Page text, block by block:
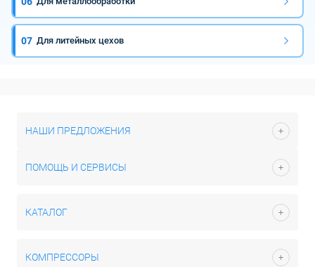
07 Для литейных цехов
НАШИ ПРЕДЛОЖЕНИЯ
ПОМОЩЬ И СЕРВИСЫ
КАТАЛОГ
КОМПРЕССОРЫ